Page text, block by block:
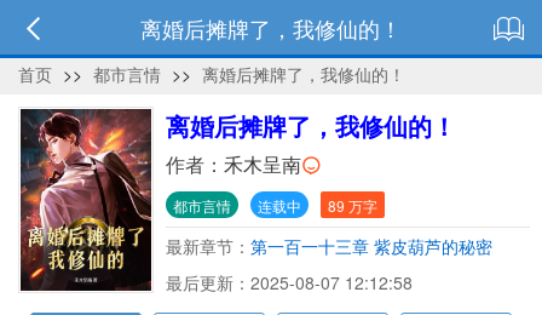
离婚后摊牌了，我修仙的！
首页 >> 都市言情 >> 离婚后摊牌了，我修仙的！
离婚后摊牌了，我修仙的！
作者： 禾木呈南
都市言情 连载中 89 万字
最新章节： 第一百一十三章 紫皮葫芦的秘密
最后更新：2025-08-07 12:12:58